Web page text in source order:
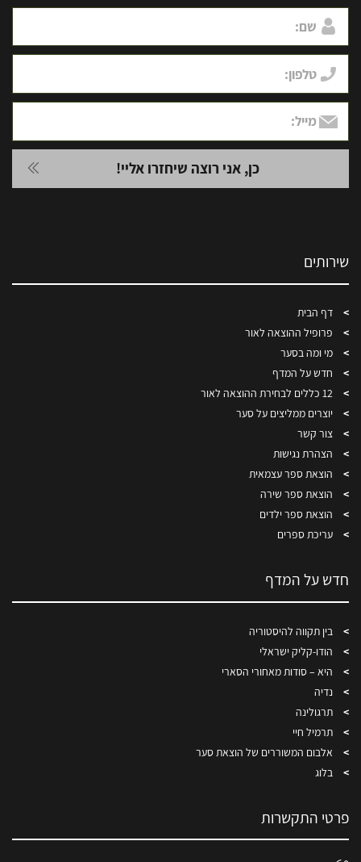
שירותים
דף הבית
פרופיל ההוצאה לאור
מי ומה בסער
חדש על המדף
12 כללים לבחירת ההוצאה לאור
יוצרים ממליצים על סער
צור קשר
הצהרת נגישות
הוצאת ספר עצמאית
הוצאת ספר שירה
הוצאת ספר ילדים
עריכת ספרים
חדש על המדף
בין תקווה להיסטוריה
הודו-קליק ישראלי
היא – סודות מאחורי הסארי
נדיה
תרגולינה
תרמיל חיי
אלבום המשוררים של הוצאת סער
בלוג
פרטי התקשרות